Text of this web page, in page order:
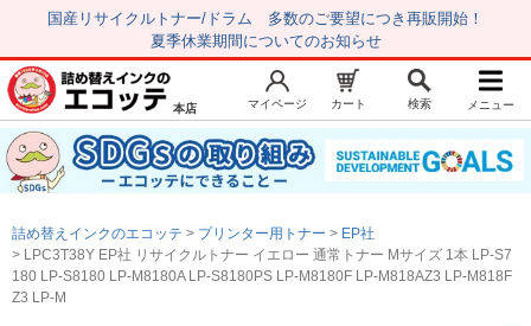
国産リサイクルトナー/ドラム 多数のご要望につき再販開始！
夏季休業期間についてのお知らせ
新規会員登録 マイページ
トップページ お気に入り
注文履歴 レビュー履歴
はじめての方へ
本店 マイページ カート 検索 メニュー
詰め替えインクのエコッテ プリンター用トナー
EP社
LPC3T38Y EP社 リサイクルトナー イエロー 通常トナー Mサイズ 1本 LP-S7
180 LP-S8180 LP-M8180A LP-S8180PS LP-M8180F LP-M818AZ3 LP-M818F
Z3 LP-M